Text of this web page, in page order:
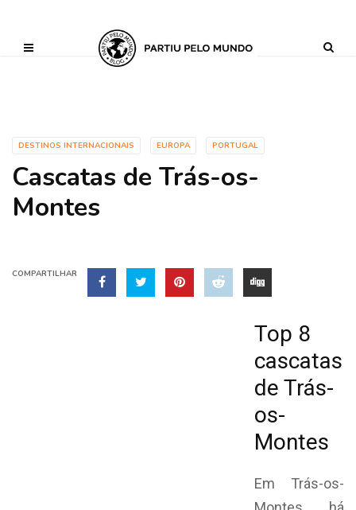
('AI_CONTENT_MARKER_NO_GET_SIDEBAR', true);
DESTINOS INTERNACIONAIS EUROPA PORTUGAL
Cascatas de Trás-os-
Montes
COMPARTILHAR
Top 8
cascatas
de Trás-
os-
Montes
Em Trás-os-